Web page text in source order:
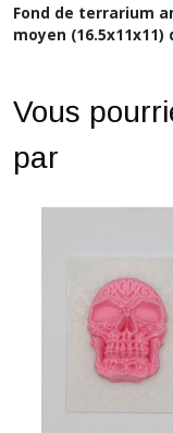
Fond de terrarium
moyen
Vous
par